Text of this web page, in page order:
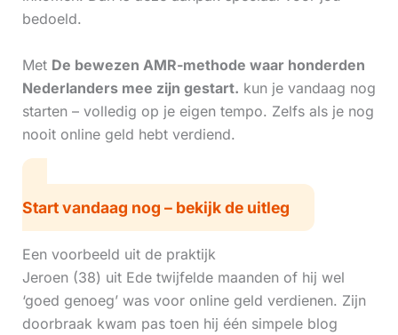
bedoeld.
Met De bewezen AMR-methode waar honderden
Nederlanders mee zijn gestart. kun je vandaag nog
starten – volledig op je eigen tempo. Zelfs als je nog
nooit online geld hebt verdiend.
Start vandaag nog – bekijk de uitleg
Een voorbeeld uit de praktijk
Jeroen (38) uit Ede twijfelde maanden of hij wel
‘goed genoeg’ was voor online geld verdienen. Zijn
doorbraak kwam pas toen hij één simpele blog